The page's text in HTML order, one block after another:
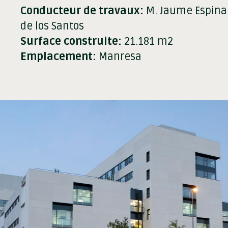
Conducteur de travaux: M. Jaume
de los Santos
Surface construite: 21.181 m2
Emplacement: Manresa